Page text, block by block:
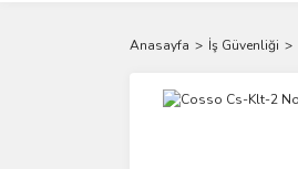
Anasayfa İş Güvenliği